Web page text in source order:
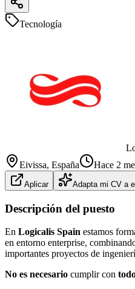
Tecnología
Eivissa, España Hace 2
Aplicar Adapta mi CV a
Descripción del puesto
En Logicalis Spain estamos
en entorno enterprise,
importantes proyectos de
No es necesario cumplir con